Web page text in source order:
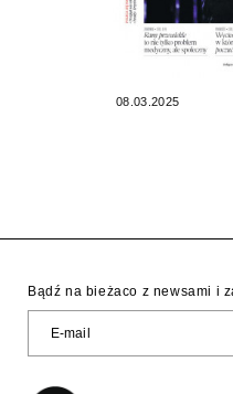
08.03.2025
Bądź na bieżaco z newsami i